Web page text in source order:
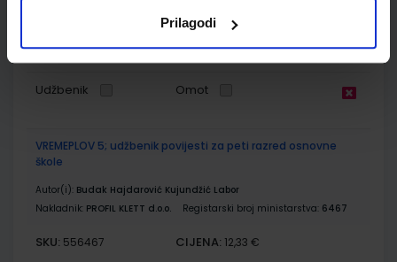
Prilagodi
CIJENA: 12,00 €
ŠIFRA OMOTA:500160
Udžbenik Omot
VREMEPLOV 5; udžbenik povijesti za peti razred osnovne
škole
Autor(i): Budak Hajdarović Kujundžić Labor
Nakladnik: PROFIL KLETT d.o.o. Registarski broj ministarstva: 6467
SKU: 556467 CIJENA: 12,33 €